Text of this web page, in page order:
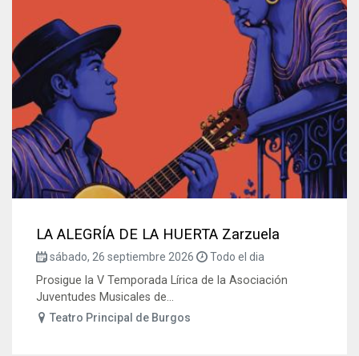
LA ALEGRÍA DE LA HUERTA Zarzuela
sábado, 26 septiembre 2026 Todo el dia
Prosigue la V Temporada Lírica de la Asociación
Juventudes Musicales de...
Teatro Principal de Burgos